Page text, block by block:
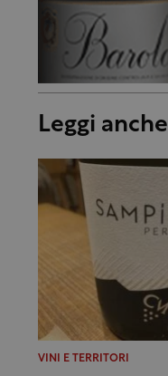
Leggi anche
VINI E TERRITORI